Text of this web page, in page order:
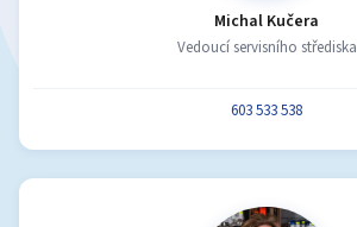
Michal Kučera
Vedoucí servisního střediska
603 533 538